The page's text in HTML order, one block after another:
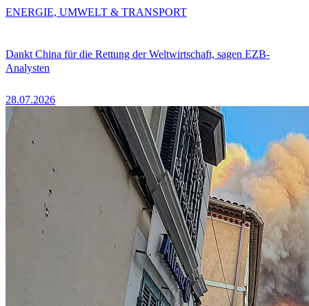
Dankt China für die Rettung der Weltwirtschaft, sagen EZB-
Analysten
28.07.2026
ENERGIE, UMWELT & TRANSPORT